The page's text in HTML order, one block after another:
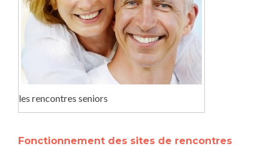
les rencontres seniors
Fonctionnement des sites de rencontres